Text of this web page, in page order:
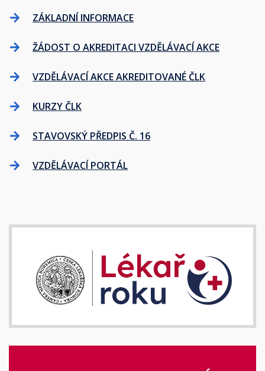
ZÁKLADNÍ INFORMACE
ŽÁDOST O AKREDITACI VZDĚLÁVACÍ AKCE
VZDĚLÁVACÍ AKCE AKREDITOVANÉ ČLK
KURZY ČLK
STAVOVSKÝ PŘEDPIS Č. 16
VZDĚLÁVACÍ PORTÁL